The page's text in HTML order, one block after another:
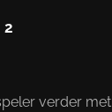
2
verder met